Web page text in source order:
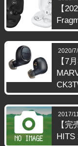
【
2020/
【7
2017/
【
HITS